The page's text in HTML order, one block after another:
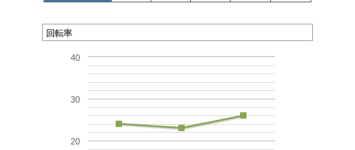
回転率
20
30
40